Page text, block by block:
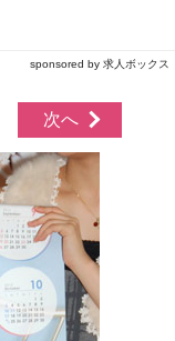
sponsored by 求人ボックス
次へ